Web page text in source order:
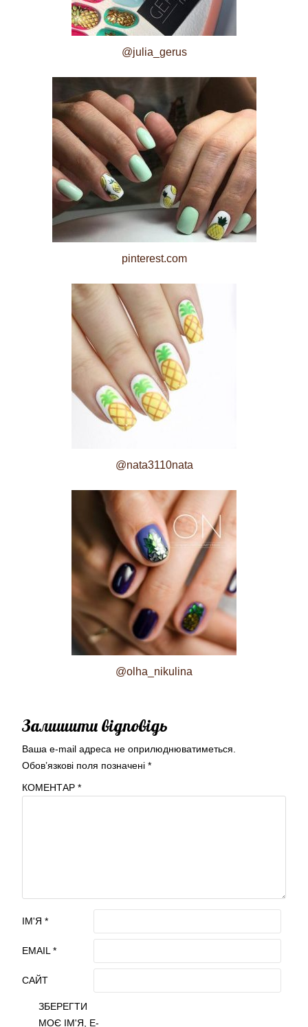
@julia_gerus
pinterest.com
@nata3110nata
@olha_nikulina
Залишити відповідь
Ваша e-mail адреса не оприлюднюватиметься.
Обов’язкові поля позначені *
КОМЕНТАР *
ІМ'Я *
EMAIL *
САЙТ
ЗБЕРЕГТИ
МОЄ ІМ'Я, E-